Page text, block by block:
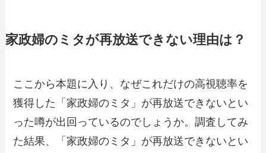
家政婦のミタが再放送できない理由は？
ここから本題に入り、なぜこれだけの高視聴率を
獲得した「家政婦のミタ」が再放送できないとい
った噂が出回っているのでしょうか。調査してみ
た結果、「家政婦のミタ」が再放送できないとい